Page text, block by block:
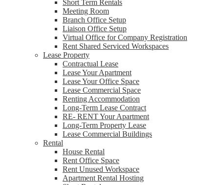
Short Term Rentals
Meeting Room
Branch Office Setup
Liaison Office Setup
Virtual Office for Company Registration
Rent Shared Serviced Workspaces
Lease Property
Contractual Lease
Lease Your Apartment
Lease Your Office Space
Lease Commercial Space
Renting Accommodation
Long-Term Lease Contract
RE- RENT Your Apartment
Long-Term Property Lease
Lease Commercial Buildings
Rental
House Rental
Rent Office Space
Rent Unused Workspace
Apartment Rental Hosting